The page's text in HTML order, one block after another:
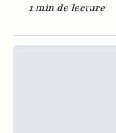
1 min de lecture